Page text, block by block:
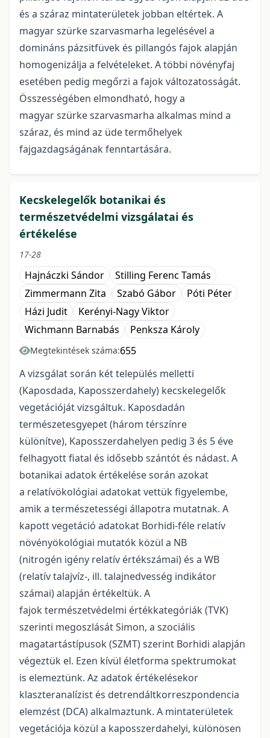
és a száraz mintaterületek jobban eltértek. A
magyar szürke szarvasmarha legelésével a
domináns pázsitfüvek és pillangós fajok alapján
homogenizálja a felvételeket. A többi növényfaj
esetében pedig megőrzi a fajok változatosságát.
Összességében elmondható, hogy a
magyar szürke szarvasmarha alkalmas mind a
száraz, és mind az üde termőhelyek
fajgazdagságának fenntartására.
Kecskelegelők botanikai és
természetvédelmi vizsgálatai és
értékelése
17-28
Hajnáczki Sándor
Stilling Ferenc Tamás
Zimmermann Zita
Szabó Gábor
Póti Péter
Házi Judit
Kerényi-Nagy Viktor
Wichmann Barnabás
Penksza Károly
Megtekintések száma:655
A vizsgálat során két település melletti
(Kaposdada, Kaposszerdahely) kecskelegelők
vegetációját vizsgáltuk. Kaposdadán
természetesgyepet (három térszínre
különítve), Kaposszerdahelyen pedig 3 és 5 éve
felhagyott fiatal és idősebb szántót és nádast. A
botanikai adatok értékelése során azokat
a relatívökológiai adatokat vettük figyelembe,
amik a természetességi állapotra mutatnak. A
kapott vegetáció adatokat Borhidi-féle relatív
növényökológiai mutatók közül a NB
(nitrogén igény relatív értékszámai) és a WB
(relatív talajvíz-, ill. talajnedvesség indikátor
számai) alapján értékeltük. A
fajok természetvédelmi értékkategóriák (TVK)
szerinti megoszlását Simon, a szociális
magatartástípusok (SZMT) szerint Borhidi alapján
végeztük el. Ezen kívül életforma spektrumokat
is elemeztünk. Az adatok értékelésekor
klaszteranalízist és detrendáltkorreszpondencia
elemzést (DCA) alkalmaztunk. A mintaterületek
vegetációja közül a kaposszerdahelyi, különösen